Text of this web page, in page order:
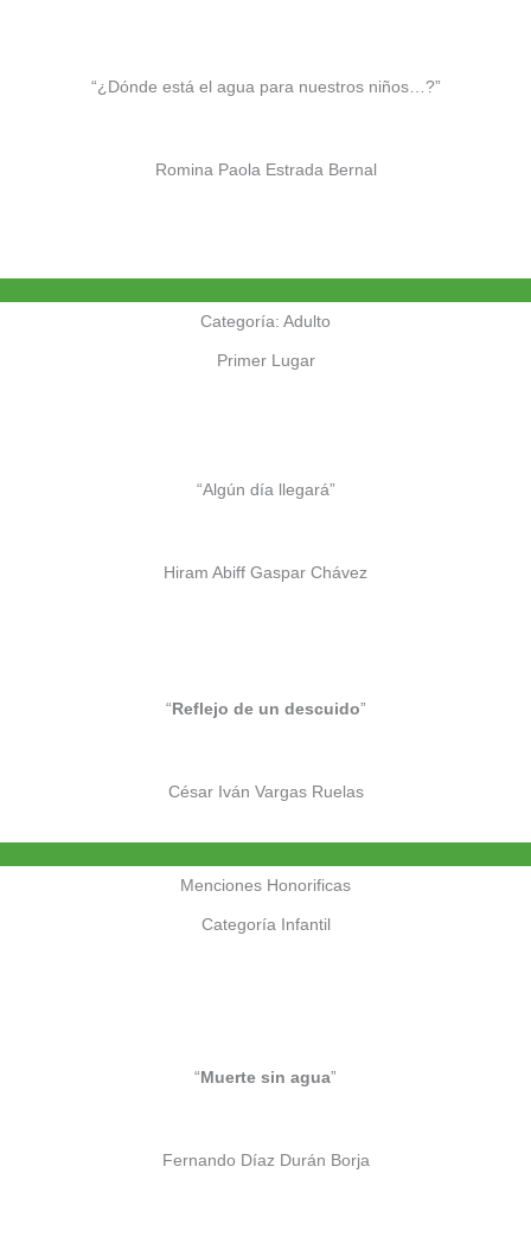
“¿Dónde está el agua para nuestros niños…?”
Romina Paola Estrada Bernal
Categoría: Adulto
Primer Lugar
“Algún día llegará”
Hiram Abiff Gaspar Chávez
“ Reflejo de un descuido”
César Iván Vargas Ruelas
Menciones Honorificas
Categoría Infantil
“ Muerte sin agua”
Fernando Díaz Durán Borja